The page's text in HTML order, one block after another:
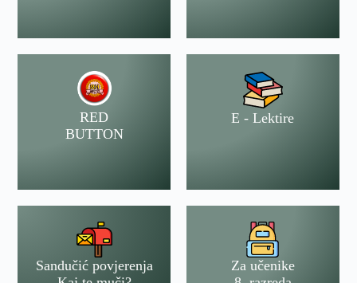
RED
BUTTON
E - Lektire
Sandučić povjerenja
Za učenike